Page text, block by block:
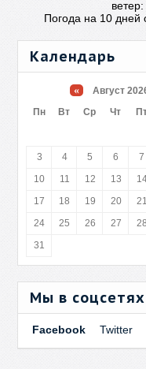
ветер:
Погода на 10 дней
Календарь
« Август
Пн
Вт Ср Чт
3
4 5 6 7
10
11 12 13
17
18 19 20 21
24
25 26 27 28
31
Мы в соцсетях
Facebook Twitter